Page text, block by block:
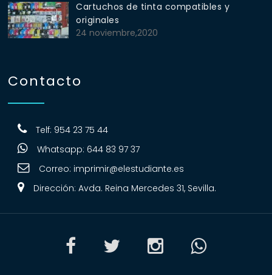
Cartuchos de tinta compatibles y
originales
24 noviembre,2020
Contacto
Telf: 954 23 75 44
Whatsapp: 644 83 97 37
Correo: imprimir@elestudiante.es
Dirección: Avda. Reina Mercedes 31, Sevilla.